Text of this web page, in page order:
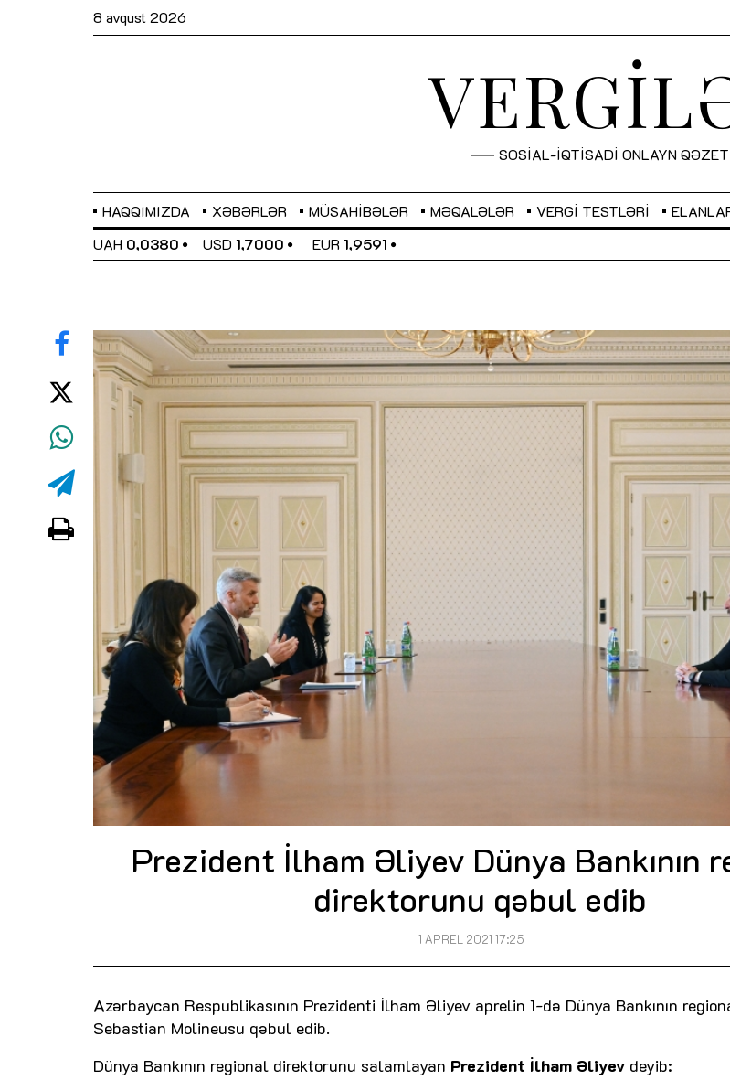
8 avqust 2026
SOSİAL-İQTİSADİ ONLAYN QƏZET
HAQQIMIZDA XƏBƏRLƏR MÜSAHIBƏLƏR MƏQALƏLƏR VERGI TESTLƏRI
UAH 0,0380 USD 1,7000 EUR 1,9591
Prezident İlham Əliyev Dünya Bankının
direktorunu qəbul edib
1 APREL 2021 17:25
Azərbaycan Respublikasının Prezidenti İlham Əliyev aprelin 1-də Dünya Bankının
Sebastian Molineusu qəbul edib.
Dünya Bankının regional direktorunu salamlayan Prezident İlham Əliyev deyib:
Sahibkarlıq fəaliyyəti üçün inklüziv
imkanlar yaradan vergi təşviqləri
MƏQALƏ
Dünya iqtisadiyyatında vergi
siyasətinin imperativləriMƏQALƏ
Əvəz Quliyev: “Yumşaq keçid
sayəsində aparılmış islahatın nəticələri
qorunub saxlanılacaq”MÜSAHİBƏ
Maliyyə planlaması prizmasında
büdcəyə baxışMƏQALƏ
Gülminə Məlikzadə: “Azərbaycan
Bacarıqlar Akseleratoru” ixtisaslaşmış
kadrların hazırlanmasını hədəfləyir”
“Düzgün
real iş və
Nicat
dəyişikliklər
MÜSAHİBƏ
Aytən
inklüziv iş
öyrənən
MÜSAHİBƏ
layihə
Aydın
təmin edən